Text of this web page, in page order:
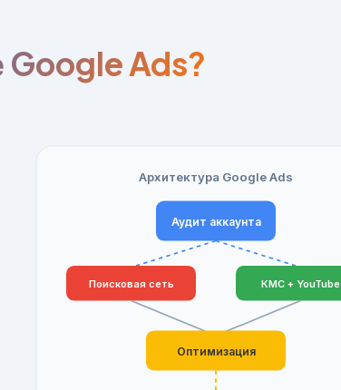
Ads?
Архитектура Google Ads
Аудит аккаунта
Поисковая сеть КМС + YouTube
Оптимизация